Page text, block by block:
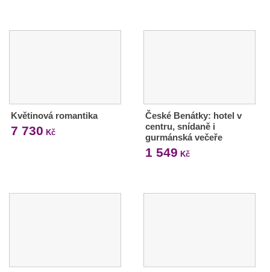
Květinová romantika
7 730 Kč
České Benátky: hotel v
centru, snídaně i
gurmánská večeře
1 549 Kč